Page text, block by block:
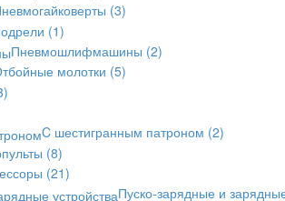
(3)
(1)
Пневмошлифмашины (2)
молотки (5)
C шестигранным патроном (2)
(8)
(21)
Пуско-зарядные и